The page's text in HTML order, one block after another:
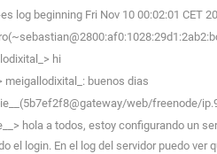
log beginning Fri Nov 10 00:02:01 CET
hi
meigallodixital_: buenos dias
web/freenode/
hola a todos, estoy configurando un
el login. En el log del servidor puedo ver